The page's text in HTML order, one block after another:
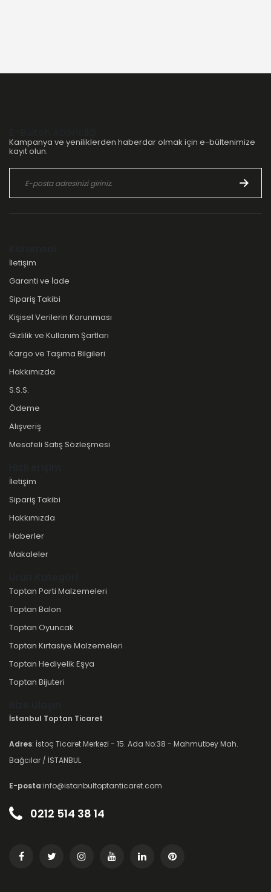
Kampanya ve yeniliklerden haberdar olmak için e-bültenimize
kayıt olun.
İletişim
Garanti ve İade
Sipariş Takibi
Kişisel Verilerin Korunması
Gizlilik ve Kullanım Şartları
Kargo ve Taşıma Bilgileri
Hakkımızda
S.S.S.
Ödeme
Alışveriş
Mesafeli Satış Sözleşmesi
İletişim
Sipariş Takibi
Hakkımızda
Haberler
Makaleler
Toptan Parti Malzemeleri
Toptan Balon
Toptan Oyuncak
Toptan Kırtasiye Malzemeleri
Toptan Hediyelik Eşya
Toptan Bijuteri
İstanbul Toptan Ticaret
Adres: İstoç Ticaret Merkezi - 15. Ada No:38 - Mahmutbey Mah.
Bağcılar / İSTANBUL
E-posta:info@istanbultoptanticaret.com
0212 514 38 14